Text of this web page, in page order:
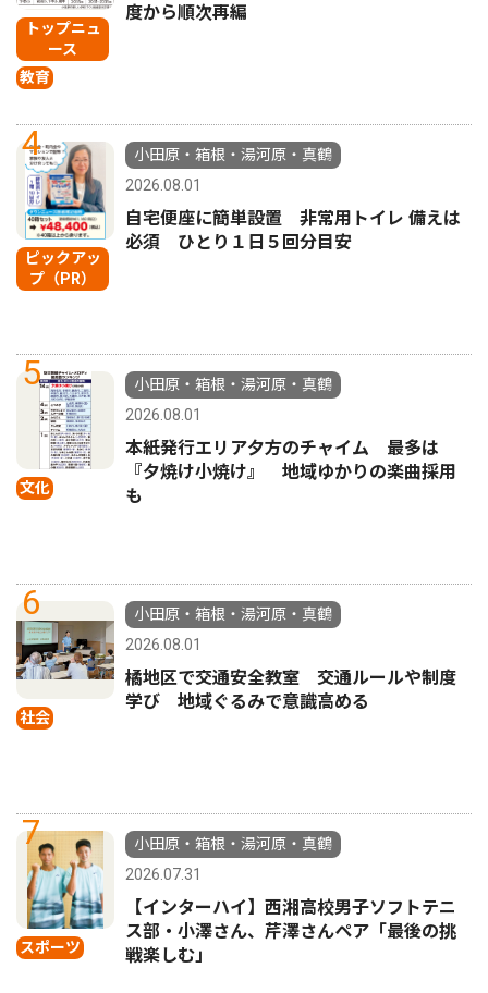
トップニュ
ース
教育
度から順次再編
4
ピックアッ
プ（PR）
小田原・箱根・湯河原・真鶴
2026.08.01
自宅便座に簡単設置 非常用トイレ 備えは
必須 ひとり１日５回分目安
5
文化
小田原・箱根・湯河原・真鶴
2026.08.01
本紙発行エリア夕方のチャイム 最多は
『夕焼け小焼け』 地域ゆかりの楽曲採用
も
6
社会
小田原・箱根・湯河原・真鶴
2026.08.01
橘地区で交通安全教室 交通ルールや制度
学び 地域ぐるみで意識高める
7
スポーツ
小田原・箱根・湯河原・真鶴
2026.07.31
【インターハイ】西湘高校男子ソフトテニ
ス部・小澤さん、芹澤さんペア「最後の挑
戦楽しむ」